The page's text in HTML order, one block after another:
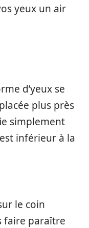
yeux un air
d’yeux se
plus près
simplement
inférieur à la
le coin
faire paraître